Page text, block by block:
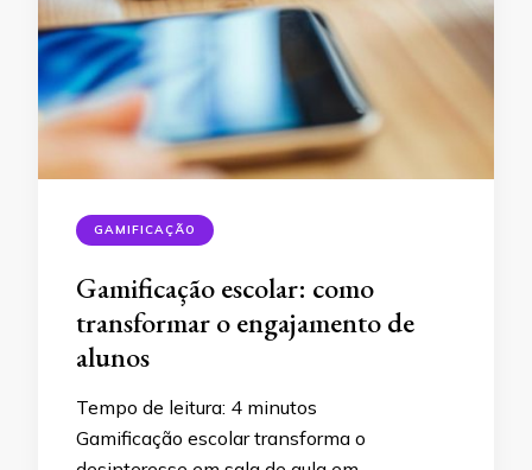
GAMIFICAÇÃO
Gamificação escolar: como
transformar o engajamento de
alunos
Tempo de leitura: 4 minutos
Gamificação escolar transforma o